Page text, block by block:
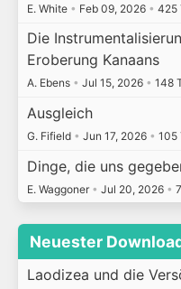
E. White • Feb 09, 2026 • 425
Die
Eroberung Kanaans
A. Ebens • Jul 15, 2026 • 148
Ausgleich
G. Fifield • Jun 17, 2026 • 105
Dinge, die uns
E. Waggoner • Jul 20, 2026 •
Neuester
Laodizea und die